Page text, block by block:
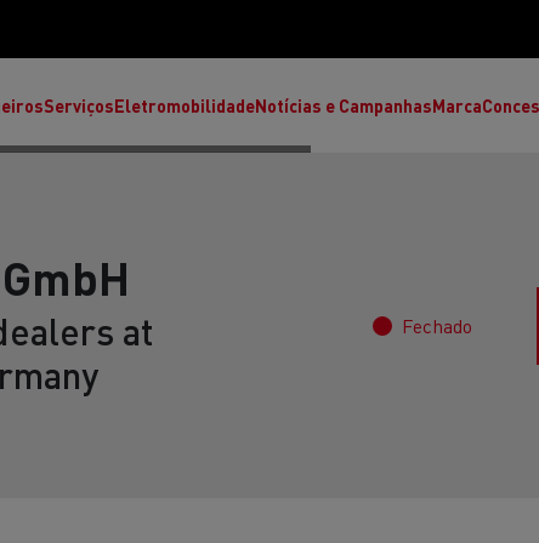
ServiçosEletromobilidadeNotícias e CampanhasMarca
at
Fechado